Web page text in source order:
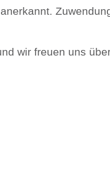
wir freuen uns